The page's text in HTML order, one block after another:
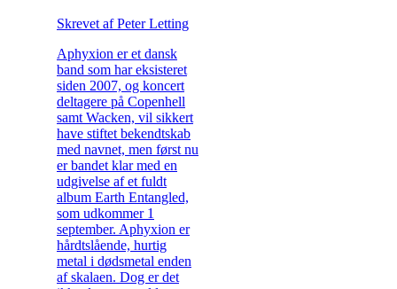
Skrevet af Peter Letting
Aphyxion er et dansk
band som har eksisteret
siden 2007, og koncert
deltagere på Copenhell
samt Wacken, vil sikkert
have stiftet bekendtskab
med navnet, men først nu
er bandet klar med en
udgivelse af et fuldt
album Earth Entangled,
som udkommer 1
september. Aphyxion er
hårdtslående, hurtig
metal i dødsmetal enden
af skalaen. Dog er det